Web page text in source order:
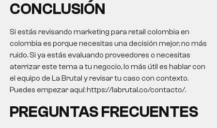
CONCLUSIÓN
Si estás revisando marketing para retail colombia en
colombia es porque necesitas una decisión mejor, no más
ruido. Si ya estás evaluando proveedores o necesitas
aterrizar este tema a tu negocio, lo más útil es hablar con
el equipo de La Brutal y revisar tu caso con contexto.
Puedes empezar aquí: https://labrutal.co/contacto/.
PREGUNTAS FRECUENTES